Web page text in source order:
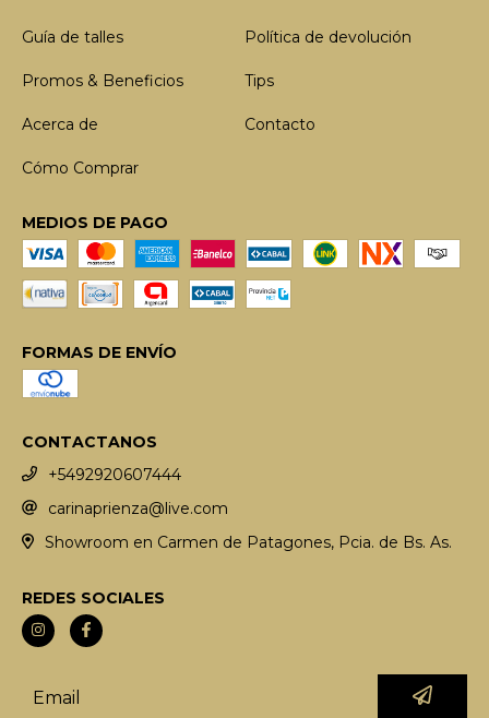
Guía de talles Política de devolución
Promos & Beneficios Tips
Acerca de Contacto
Cómo Comprar
MEDIOS DE PAGO
FORMAS DE ENVÍO
CONTACTANOS
+5492920607444
carinaprienza@live.com
Showroom en Carmen de Patagones, Pcia. de Bs. As.
REDES SOCIALES